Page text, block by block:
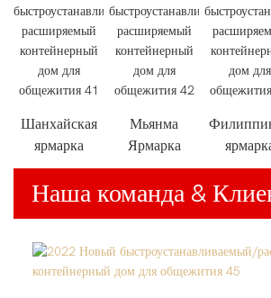
Шанхайская
ярмарка
Мьянма
Ярмарка
Наша команда &